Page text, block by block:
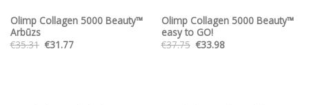
Olimp Collagen 5000 Beauty™
Arbūzs
€35.31 Original
price
€31.77Current
Olimp Collagen 5000 Beauty™
easy to GO!
€37.75 Original
price
€33.98Current
price